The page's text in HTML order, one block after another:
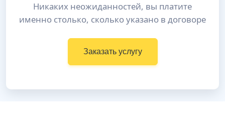
Никаких неожиданностей, вы платите
именно столько, сколько указано в договоре
Заказать услугу